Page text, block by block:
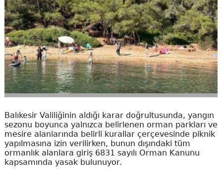
Balıkesir Valiliğinin aldığı karar doğrultusunda, yangın
sezonu boyunca yalnızca belirlenen orman parkları ve
mesire alanlarında belirli kurallar çerçevesinde piknik
yapılmasına izin verilirken, bunun dışındaki tüm
ormanlık alanlara giriş 6831 sayılı Orman Kanunu
kapsamında yasak bulunuyor.